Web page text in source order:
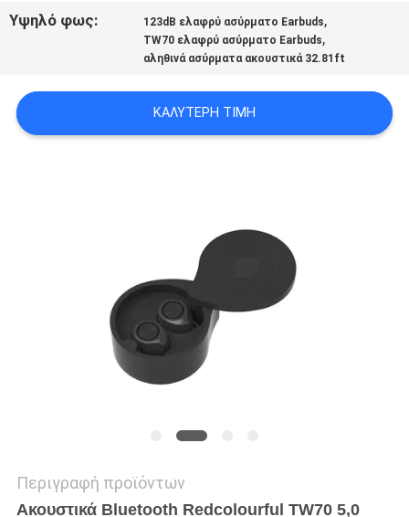
ΠΕΡΙΠΤΏΣΕΙΣ
PRIVACY
Υψηλό φως: 123dB ελαφρύ ασύρματο Earbuds,
TW70 ελαφρύ ασύρματο Earbuds,
αληθινά ασύρματα ακουστικά 32.81ft
ΚΑΛΎΤΕΡΗ ΤΙΜΉ
Περιγραφή προϊόντων
Ακουστικά Bluetooth Redcolourful TW70 5,0